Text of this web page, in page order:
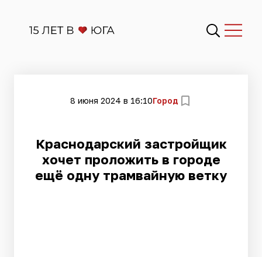
8 июня 2024 в 16:10Город
Краснодарский застройщик
хочет проложить в городе
ещё одну трамвайную ветку